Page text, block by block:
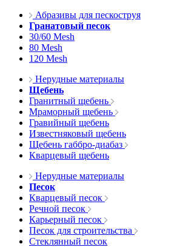
Абразивы для пескоструя
Гранатовый песок
30/60 Mesh
80 Mesh
120 Mesh
Нерудные материалы
Щебень
Гранитный щебень
Мраморный щебень
Гравийный щебень
Известняковый щебень
Щебень габбро-диабаз
Кварцевый щебень
Нерудные материалы
Песок
Кварцевый песок
Речной песок
Карьерный песок
Песок для строительства
Стеклянный песок